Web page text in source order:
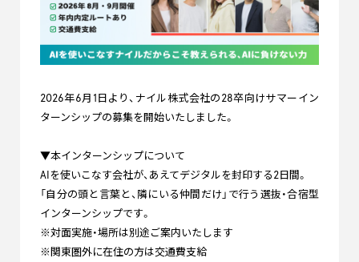
2026年6月1日より、ナイル株式会社の28卒向けサマーイン
ターンシップの募集を開始いたしました。
▼本インターンシップについて
AIを使いこなす会社が、あえてデジタルを封印する2日間。
「自分の頭と言葉と、隣にいる仲間だけ」で行う選抜・合宿型
インターンシップです。
※対面実施・場所は別途ご案内いたします
※関東圏外に在住の方は交通費支給